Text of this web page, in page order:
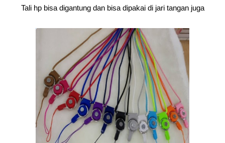
Tali hp bisa digantung dan bisa dipakai di jari tangan juga